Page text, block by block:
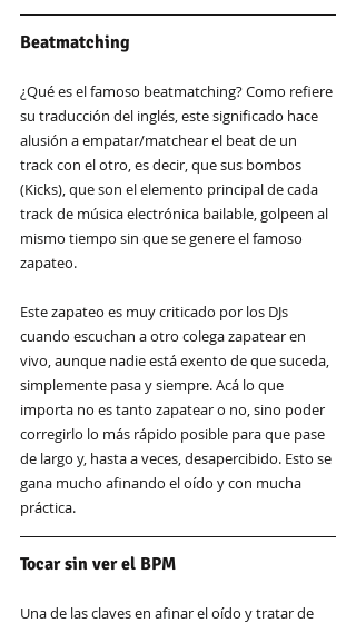
Beatmatching
¿Qué es el famoso beatmatching? Como refiere
su traducción del inglés, este significado hace
alusión a empatar/matchear el beat de un
track con el otro, es decir, que sus bombos
(Kicks), que son el elemento principal de cada
track de música electrónica bailable, golpeen al
mismo tiempo sin que se genere el famoso
zapateo.
Este zapateo es muy criticado por los DJs
cuando escuchan a otro colega zapatear en
vivo, aunque nadie está exento de que suceda,
simplemente pasa y siempre. Acá lo que
importa no es tanto zapatear o no, sino poder
corregirlo lo más rápido posible para que pase
de largo y, hasta a veces, desapercibido. Esto se
gana mucho afinando el oído y con mucha
práctica.
Tocar sin ver el BPM
Una de las claves en afinar el oído y tratar de